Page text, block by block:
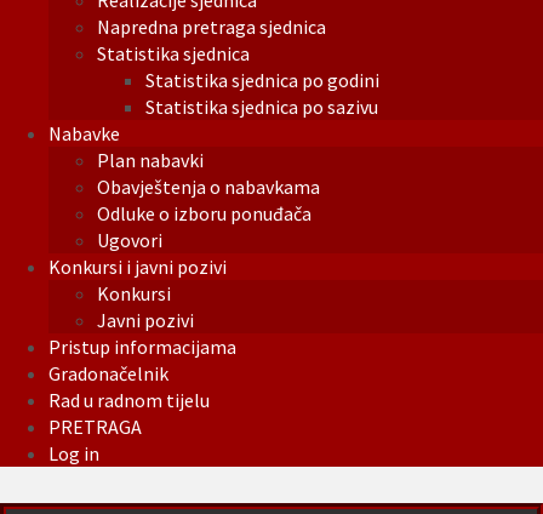
Napredna pretraga sjednica
Statistika sjednica
Statistika sjednica po godini
Statistika sjednica po sazivu
Nabavke
Plan nabavki
Obavještenja o nabavkama
Odluke o izboru ponuđača
Ugovori
Konkursi i javni pozivi
Konkursi
Javni pozivi
Pristup informacijama
Gradonačelnik
Rad u radnom tijelu
PRETRAGA
Log in